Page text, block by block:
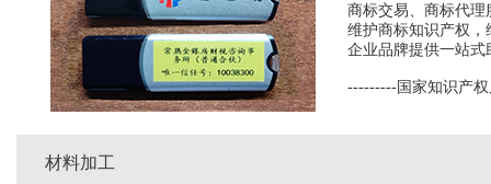
商标交易、商标代理
维护商标知识产权
企业品牌提供一站式
---------国家知识产
材料加工